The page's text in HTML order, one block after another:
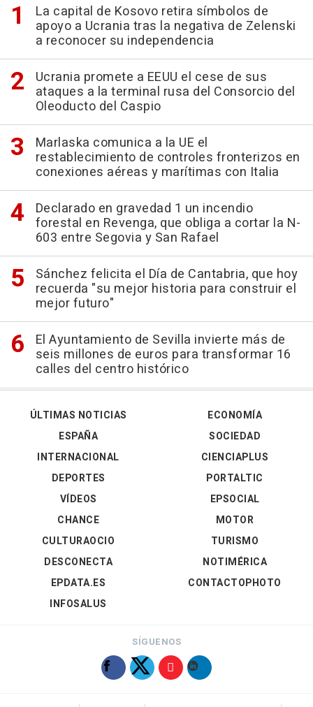
La capital de Kosovo retira símbolos de
apoyo a Ucrania tras la negativa de Zelenski
a reconocer su independencia
Ucrania promete a EEUU el cese de sus
ataques a la terminal rusa del Consorcio del
Oleoducto del Caspio
Marlaska comunica a la UE el
restablecimiento de controles fronterizos en
conexiones aéreas y marítimas con Italia
Declarado en gravedad 1 un incendio
forestal en Revenga, que obliga a cortar la N-
603 entre Segovia y San Rafael
Sánchez felicita el Día de Cantabria, que hoy
recuerda "su mejor historia para construir el
mejor futuro"
El Ayuntamiento de Sevilla invierte más de
seis millones de euros para transformar 16
calles del centro histórico
ÚLTIMAS NOTICIAS
ESPAÑA
INTERNACIONAL
DEPORTES
VÍDEOS
ECONOMÍA
SOCIEDAD
CIENCIAPLUS
PORTALTIC
EPSOCIAL
CHANCE
CULTURAOCIO
DESCONECTA
EPDATA.ES
INFOSALUS
MOTOR
TURISMO
NOTIMÉRICA
CONTACTOPHOTO
SÍGUENOS